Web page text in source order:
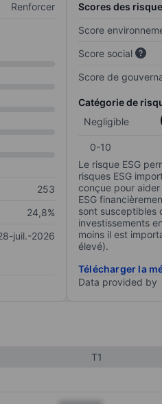
Renforcer
253
24,8%
juil.-2026
Scores des
Score
Score social
Score de
Catégorie de
Negligible
0-10
Le risque ESG
risques ESG
conçue pour
ESG
sont susceptibles
investissements
moins il est
élevé).
Télécharger la
Data provided by
T1
XXXXXXX